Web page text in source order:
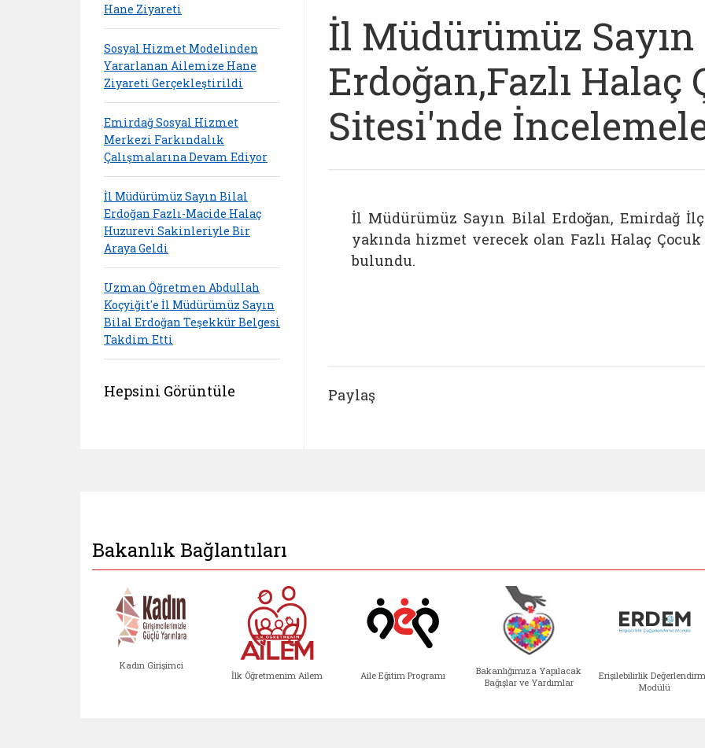
İl Müdürümüz
Erdoğan,Fazlı Halaç
Sitesi'nde
İl Müdürümüz Sayın Bilal Erdoğan, Emirdağ
yakında hizmet verecek olan Fazlı Halaç
bulundu.
Paylaş
Hane Ziyareti
Sosyal Hizmet Modelinden
Yararlanan Ailemize Hane
Ziyareti Gerçekleştirildi
Emirdağ Sosyal Hizmet
Merkezi Farkındalık
Çalışmalarına Devam Ediyor
İl Müdürümüz Sayın Bilal
Erdoğan Fazlı-Macide Halaç
Huzurevi Sakinleriyle Bir
Araya Geldi
Uzman Öğretmen Abdullah
Koçyiğit'e İl Müdürümüz Sayın
Bilal Erdoğan Teşekkür Belgesi
Takdim Etti
Hepsini Görüntüle
Bakanlık Bağlantıları
Kadın Girişimci
İlk Öğretmenim Ailem Aile Eğitim Programı
Bakanlığımıza Yapılacak
Bağışlar ve Yardımlar
Erişilebilirlik
Modülü